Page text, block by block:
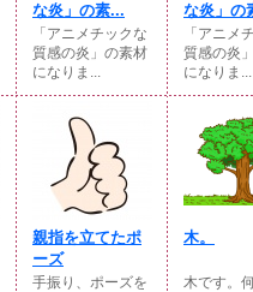
な炎」の素...
「アニメチックな
質感の炎」の素材
になりま...
な炎」の
「アニメ
質感の炎
になりま...
親指を立てたポ
ーズ
手振り、ポーズを
木。
木です。